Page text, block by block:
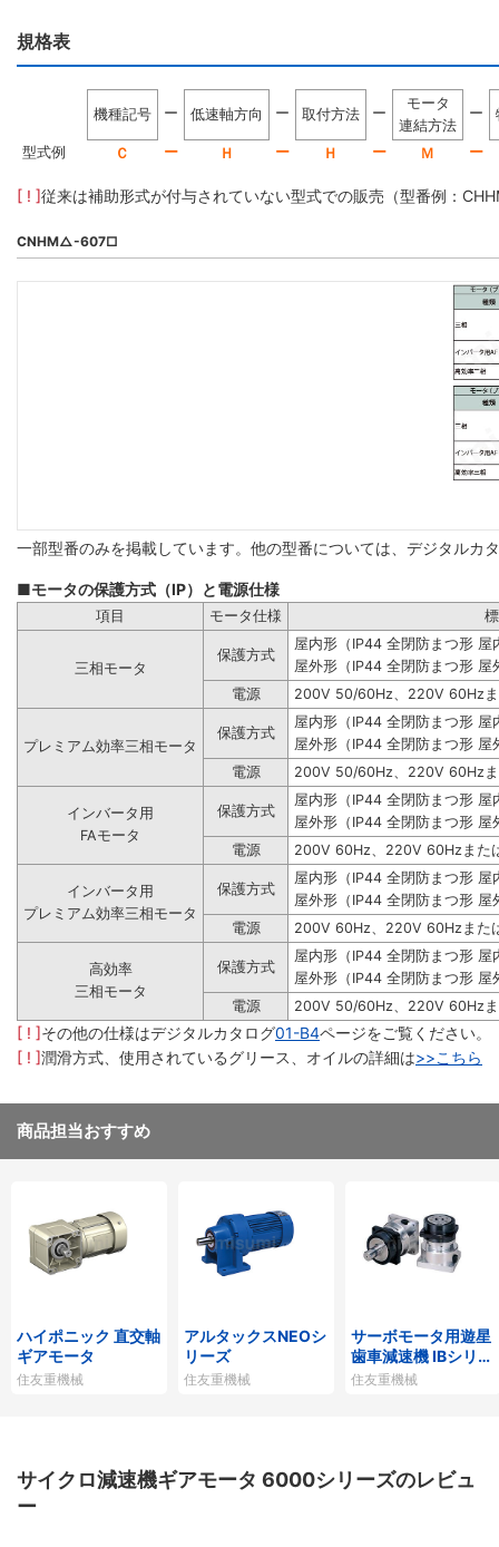
規格表
機種記号 ー 低速軸方向 ー 取付方法 ー
モータ
連結方法
ー
型式例 Ｃ ー Ｈ ー Ｈ ー Ｍ ー
[ ! ]従来は補助形式が付与されていない型式での販売（型番例：
CNHM△-607□
一部型番のみを掲載しています。他の型番については、デジタルカ
■モータの保護方式（IP）と電源仕様
項目 モータ仕様
三相モータ
保護方式
屋内形（IP44 全閉防まつ形 屋
屋外形（IP44 全閉防まつ形 屋
電源
200V 50/60Hz、220V 60Hz
プレミアム効率三相モータ
保護方式
屋内形（IP44 全閉防まつ形 屋
屋外形（IP44 全閉防まつ形 屋
電源
200V 50/60Hz、220V 60Hz
インバータ用
FAモータ
保護方式
屋内形（IP44 全閉防まつ形 屋
屋外形（IP44 全閉防まつ形 屋
電源
200V 60Hz、220V 60Hzまた
インバータ用
プレミアム効率三相モータ
保護方式
屋内形（IP44 全閉防まつ形 屋
屋外形（IP44 全閉防まつ形 屋
電源
200V 60Hz、220V 60Hzまた
高効率
三相モータ
保護方式
屋内形（IP44 全閉防まつ形 屋
屋外形（IP44 全閉防まつ形 屋
電源
200V 50/60Hz、220V 60Hz
[ ! ]その他の仕様はデジタルカタログ01-B4ページをご覧ください。
[ ! ]潤滑方式、使用されているグリース、オイルの詳細は>>こちら
商品担当おすすめ
ハイポニック 直交軸
ギアモータ
住友重機械
アルタックスNEOシ
リーズ
住友重機械
サーボモータ用遊星
歯車減速機 IBシリー
ズP1タイプ
住友重機械
サイクロ減速機ギアモータ 6000シリーズのレビュ
ー